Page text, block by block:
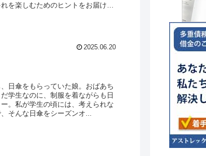
を楽しむためのヒントをお届けし
2025.06.20
日傘をもらっていた娘。おばあち
学生なのに、制服を着ながらも日
。私が学生の頃には、考えられな
そんな日傘をシーズンオ...